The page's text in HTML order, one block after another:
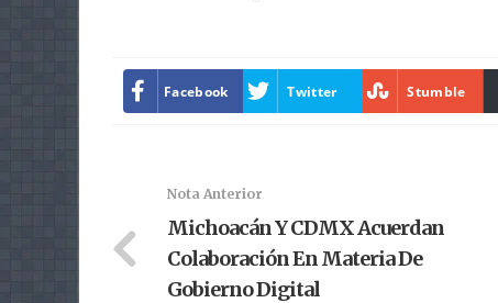
Facebook Twitter Stumble
Nota Anterior
Michoacán Y CDMX Acuerdan
Colaboración En Materia De
Gobierno Digital